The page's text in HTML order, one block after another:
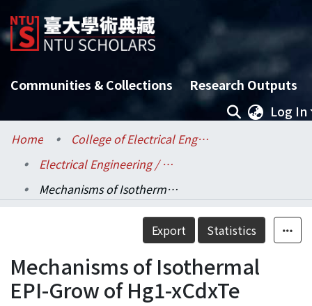
Communities & Collections
Research Outputs
Log In
Home
College of Electrical Engineering and Computer Science / 電機資訊學院
Electrical Engineering / 電機工程學系
Mechanisms of Isothermal EPI-Grow of Hg1-xCdxTe
Details
Export Statistics
Mechanisms of Isothermal
EPI-Grow of Hg1-xCdxTe